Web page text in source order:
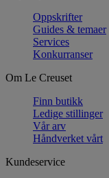
Oppskrifter
Guides & temaer
Services
Konkurranser
Om Le Creuset
Finn butikk
Ledige stillinger
Vår arv
Håndverket vårt
Kundeservice